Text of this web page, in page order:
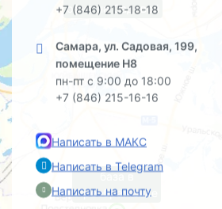
+7 (846) 215-18-18
Самара, ул. Садовая, 199,
помещение Н8
пн-пт с 9:00 до 18:00
+7 (846) 215-16-16
Написать в МАКС
Написать в Telegram
Написать на почту
офис на Садовой
база в
Преображенке